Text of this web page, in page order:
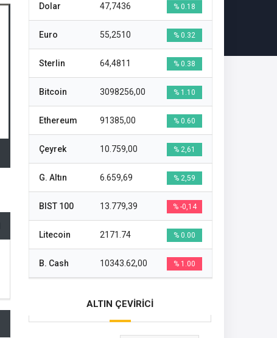
Dolar 47,7436 % 0.18
Euro 55,2510 % 0.32
Sterlin 64,4811 % 0.38
Bitcoin 3098256,00 % 1.10
Ethereum 91385,00 % 0.60
Çeyrek 10.759,00 % 2,61
G. Altın 6.659,69 % 2,59
BIST 100 13.779,39 % -0,14
Litecoin 2171.74 % 0.00
B. Cash 10343.62,00 % 1.00
ALTIN ÇEVİRİCİ